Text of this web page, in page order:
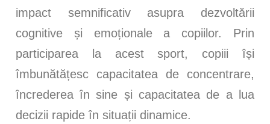
impact semnificativ asupra dezvoltării
cognitive și emoționale a copiilor. Prin
participarea la acest sport, copiii își
îmbunătățesc capacitatea de concentrare,
încrederea în sine și capacitatea de a lua
decizii rapide în situații dinamice.